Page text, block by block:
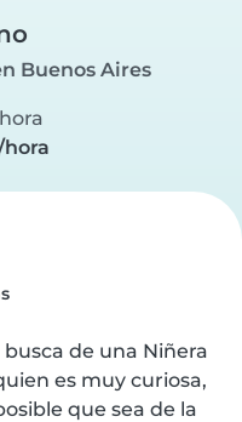
Buenos Aires
busca de una Niñera
es muy curiosa,
que sea de la